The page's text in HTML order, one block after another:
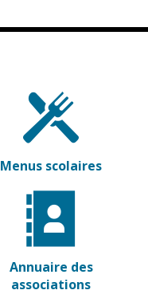
Menus scolaires
Annuaire des
associations